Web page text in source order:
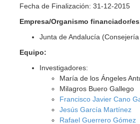
Fecha de Finalización: 31-12-2015
Empresa/Organismo financiador/
Junta de Andalucía
Equipo:
Investigadores:
María de los Ángeles
Milagros Buero Gallego
Francisco Javier Cano
Jesús García Martínez
Rafael Guerrero Gómez